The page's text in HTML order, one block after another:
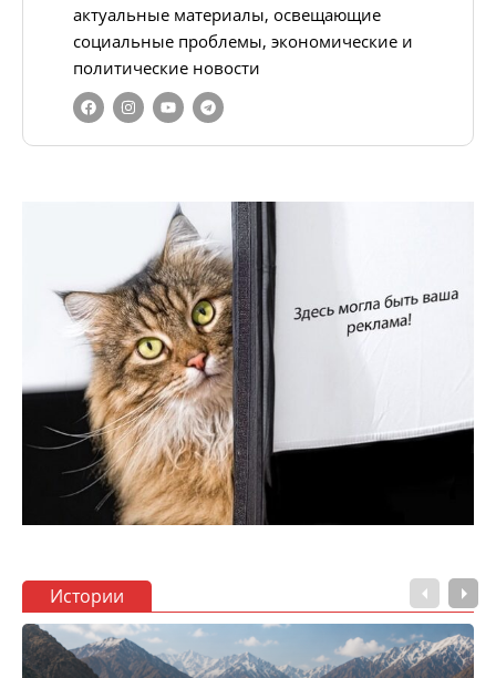
актуальные материалы, освещающие
социальные проблемы, экономические и
политические новости
Истории